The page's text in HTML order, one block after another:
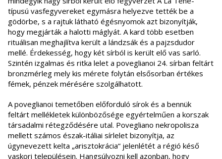
típusú vasfegyvereket egymásra helyezve tették be a
gödörbe, s a rajtuk látható égésnyomok azt bizonyítják,
hogy megjárták a halotti máglyát. A kard több esetben
rituálisan meghajlítva került a lándzsák és a pajzsdudor
mellé. Érdekesség, hogy két sírból is került elő vas sarló.
Szintén izgalmas és ritka lelet a poveglianoi 24. sírban feltárt
bronzmérleg mely kis mérete folytán elsősorban értékes
fémek, pénzek mérésére szolgálhatott.
A poveglianoi temetőben előforduló sírok és a bennük
feltárt mellékletek különbözősége egyértelműen a korszak
társadalmi rétegződésére utal. Povegliano nekropolisza
mellett számos észak-itáliai sírlelet bizonyítja, az
úgynevezett kelta „arisztokrácia“ jelenlétét a régió késő
vaskori településein. Hangsúlyozni kell azonban, hogy